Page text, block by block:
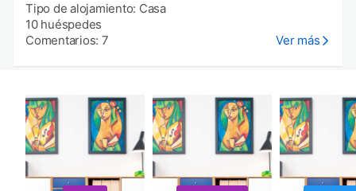
Tipo de alojamiento: Casa
10 huéspedes
Comentarios: 7
Ver más